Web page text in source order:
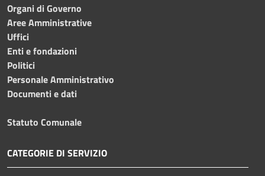
Organi di Governo
Aree Amministrative
Uffici
Enti e fondazioni
Politici
Personale Amministrativo
Documenti e dati
Statuto Comunale
CATEGORIE DI SERVIZIO